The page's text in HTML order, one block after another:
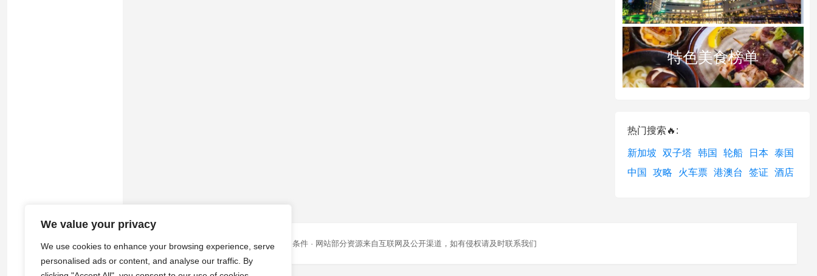
We value your privacy
We use cookies to enhance your browsing experience, serve
personalised ads or content, and analyse our traffic. By
特色美食榜单
热门搜索🔥:
新加坡 双子塔 韩国 轮船 日本 泰国
中国
攻略 火车票 港澳台 签证 酒店
© 2026途游拾光·隐私政策| 服务条款和条件 · 网站部分资源来自互联网及公开渠道，如有侵权请及时联系我们